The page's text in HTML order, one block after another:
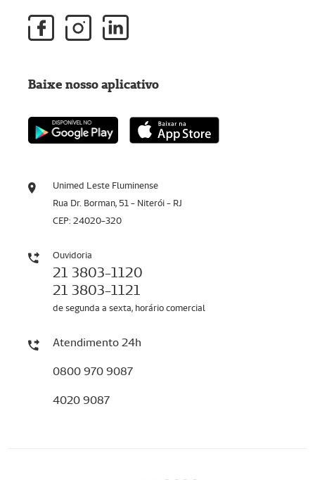
Unimed Leste Fluminense
Rua Dr. Borman, 51 - Niterói - RJ
CEP: 24020-320
Ouvidoria
21 3803-1120
21 3803-1121
de segunda a sexta, horário comercial
Atendimento 24h
0800 970 9087
4020 9087
Baixe nosso aplicativo